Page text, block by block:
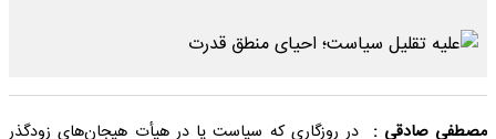
مصطفی صادقی : در روزگاری که سیاست یا در هیأت هیجان‌های زودگذر